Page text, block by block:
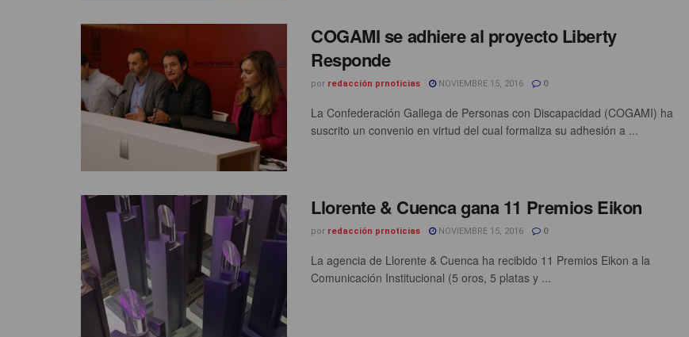
COGAMI se adhiere al proyecto Liberty
Responde
por redacción prnoticias NOVIEMBRE 15, 2016 0
La Confederación Gallega de Personas con Discapacidad (COGAMI) ha
suscrito un convenio en virtud del cual formaliza su adhesión a ...
Llorente & Cuenca gana 11 Premios Eikon
por redacción prnoticias NOVIEMBRE 15, 2016 0
La agencia de Llorente & Cuenca ha recibido 11 Premios Eikon a la
Comunicación Institucional (5 oros, 5 platas y ...